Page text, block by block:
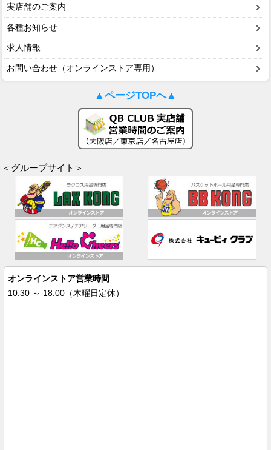
実店舗のご案内
各種お知らせ
求人情報
お問い合わせ（オンラインストア専用）
▲ページTOPへ▲
＜グループサイト＞
オンラインストア営業時間
10:30 ～ 18:00（木曜日定休）